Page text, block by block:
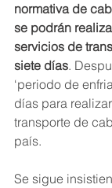
normativa de
se podrán
servicios de
siete días.
‘periodo de
días para
transporte de
país.
Se sigue